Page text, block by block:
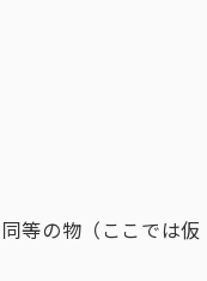
等の物（ここでは仮